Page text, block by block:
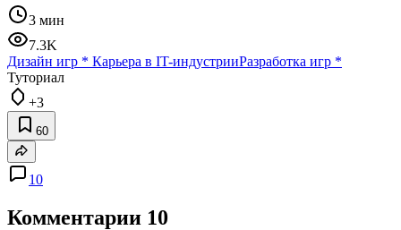
3 мин
7.3K
Дизайн игр * Карьера в IT-индустрииРазработка игр *
Туториал
+3
60
10
Комментарии 10